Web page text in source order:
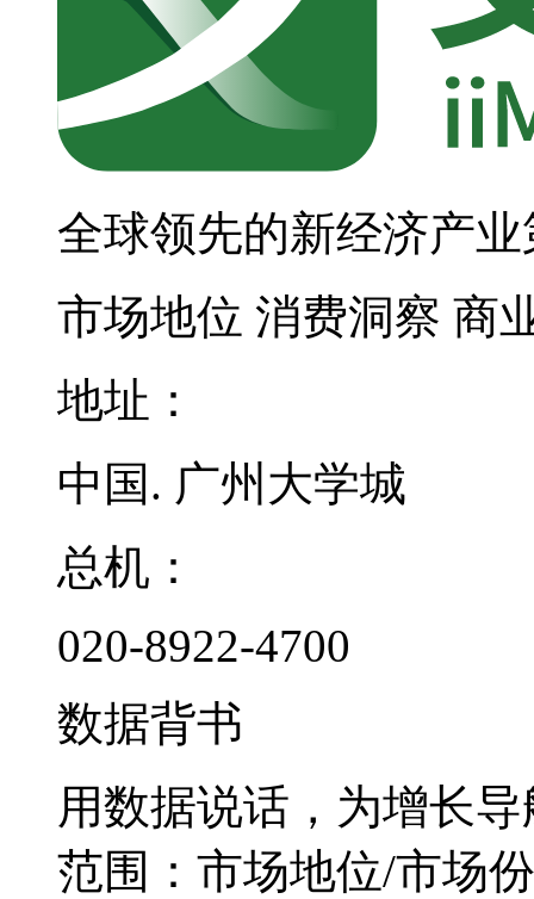
全球领先的新经济产
市场地位 消费洞察 商
地址：
中国. 广州大学城
总机：
020-8922-4700
数据背书
用数据说话，为增长导
范围：市场地位/市场